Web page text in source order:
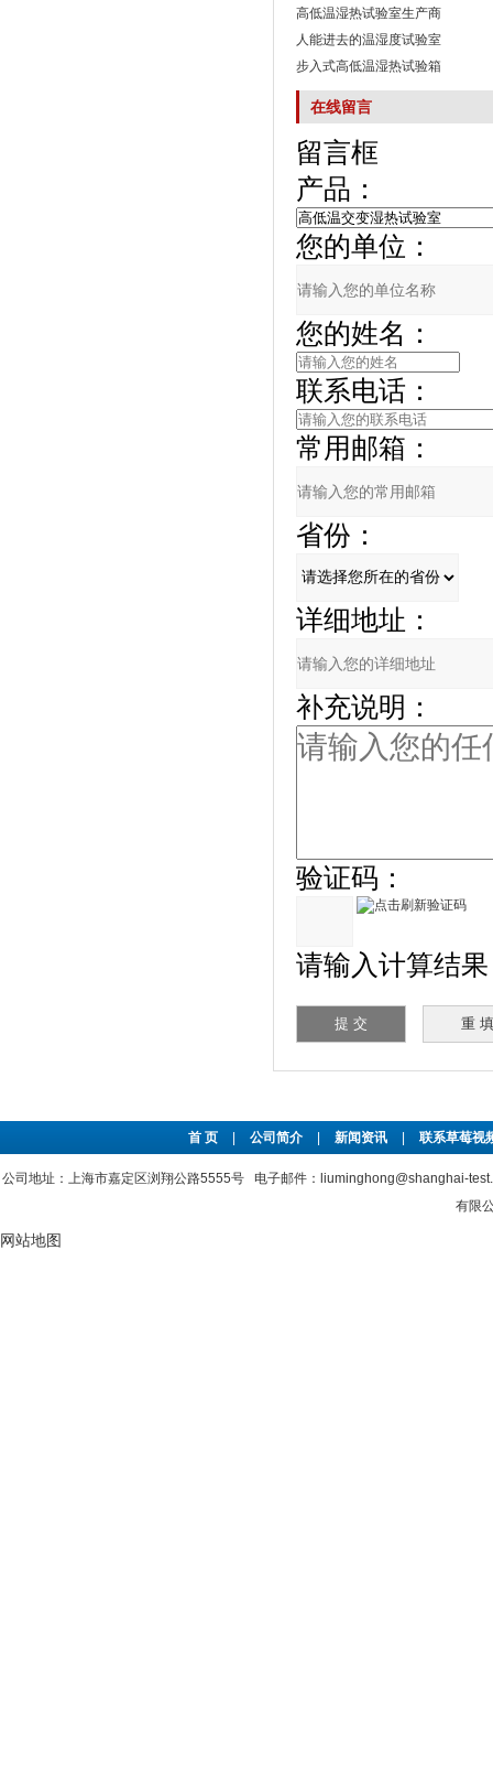
高低温湿热试验室生产商
人能进去的温湿度试验室
步入式高低温湿热试验箱
在线留言
留言框
产品：
您的单位：
您的姓名：
联系电话：
常用邮箱：
省份：
详细地址：
补充说明：
验证码：
请输入计算结果
首 页 公司简介 新闻资讯 联系草莓视
公司地址：上海市嘉定区浏翔公路5555号 电子邮件：liuminghong@shanghai-
有限公
网站地图